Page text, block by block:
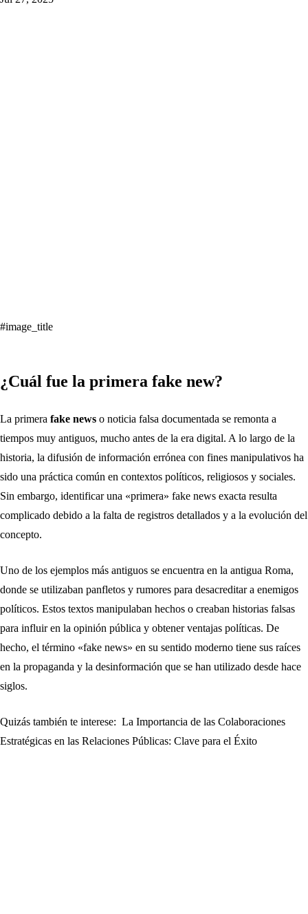
#image_title
¿Cuál fue la primera fake new?
La primera fake news o noticia falsa documentada se remonta a
tiempos muy antiguos, mucho antes de la era digital. A lo largo de la
historia, la difusión de información errónea con fines manipulativos ha
sido una práctica común en contextos políticos, religiosos y sociales.
Sin embargo, identificar una «primera» fake news exacta resulta
complicado debido a la falta de registros detallados y a la evolución del
concepto.
Uno de los ejemplos más antiguos se encuentra en la antigua Roma,
donde se utilizaban panfletos y rumores para desacreditar a enemigos
políticos. Estos textos manipulaban hechos o creaban historias falsas
para influir en la opinión pública y obtener ventajas políticas. De
hecho, el término «fake news» en su sentido moderno tiene sus raíces
en la propaganda y la desinformación que se han utilizado desde hace
siglos.
Quizás también te interese: La Importancia de las Colaboraciones
Estratégicas en las Relaciones Públicas: Clave para el Éxito